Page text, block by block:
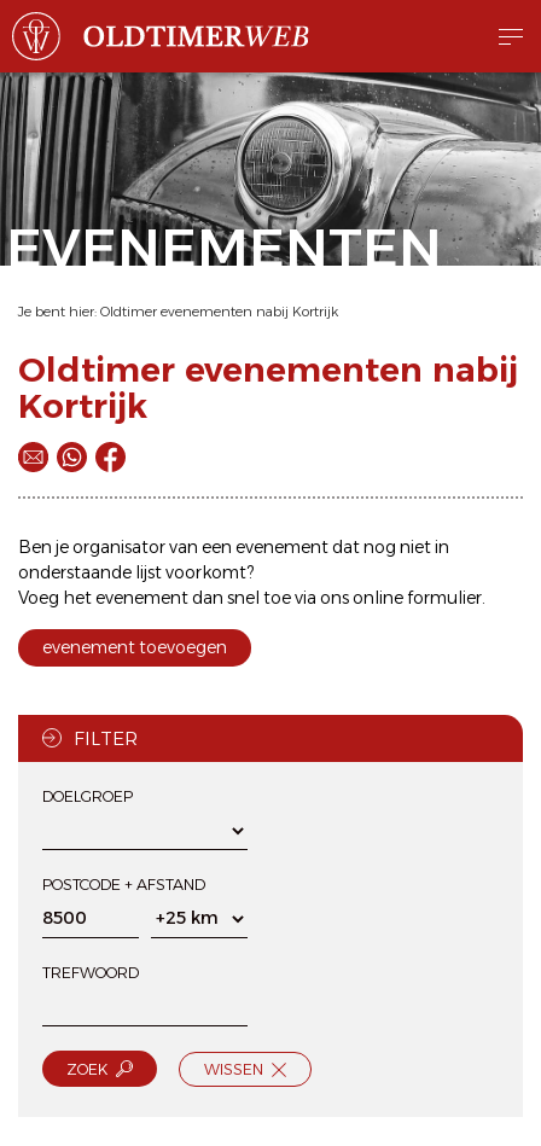
EVENEMENTEN
Je bent hier: Oldtimer evenementen nabij Kortrijk
Oldtimer evenementen nabij
Kortrijk
Ben je organisator van een evenement dat nog niet in
onderstaande lijst voorkomt?
Voeg het evenement dan snel toe via onsonline formulier.
evenement toevoegen
FILTER
DOELGROEP
POSTCODE + AFSTAND
TREFWOORD
ZOEK WISSEN